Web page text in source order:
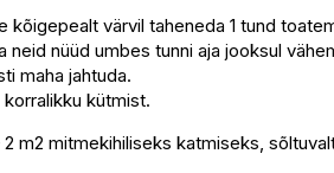
kõigepealt värvil taheneda 1 tund
neid nüüd umbes tunni aja jooksul
maha jahtuda.
kütmist.
m2 mitmekihiliseks katmiseks,